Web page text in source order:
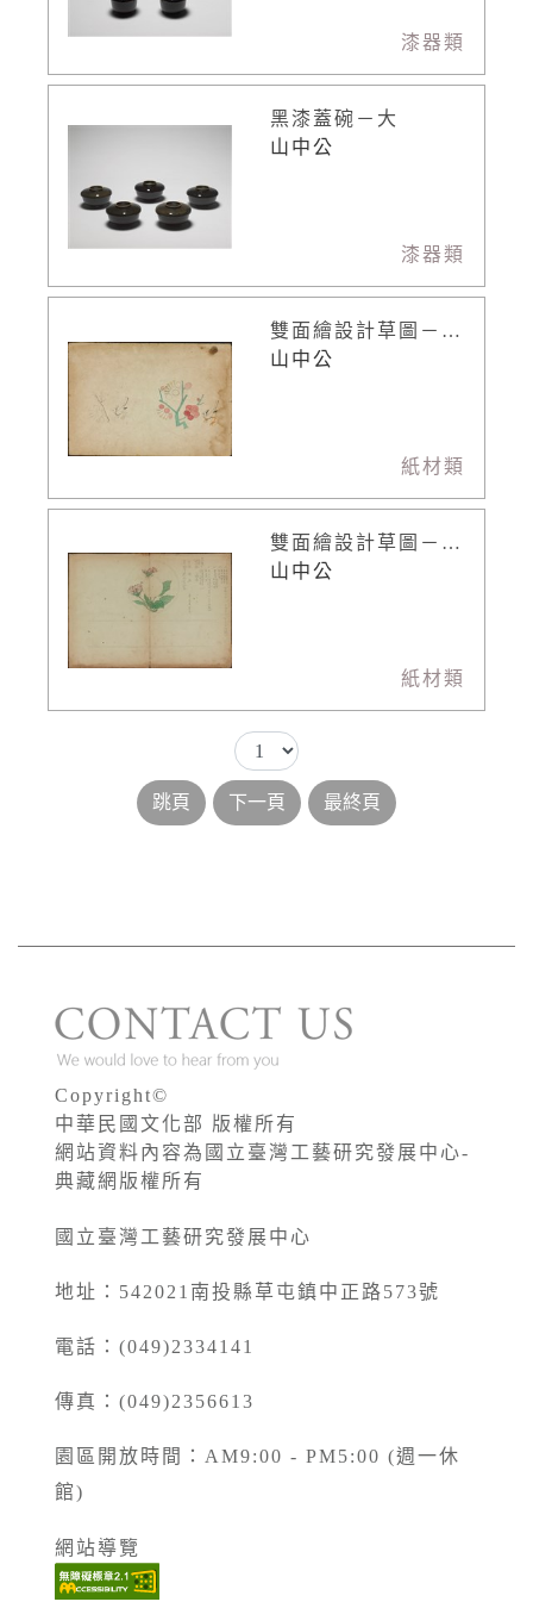
漆器類
黑漆蓋碗－大
山中公
漆器類
雙面繪設計草圖－小鳥
山中公
紙材類
雙面繪設計草圖－茶托設計
山中公
紙材類
Copyright©
中華民國文化部 版權所有
網站資料內容為國立臺灣工藝研究發展中心-
典藏網版權所有
國立臺灣工藝研究發展中心
地址：542021南投縣草屯鎮中正路573號
電話：(049)2334141
傳真：(049)2356613
園區開放時間：AM9:00 - PM5:00 (週一休
館)
網站導覽